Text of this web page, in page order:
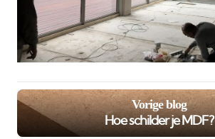
Vorige blog
Hoe schilder je MDF?